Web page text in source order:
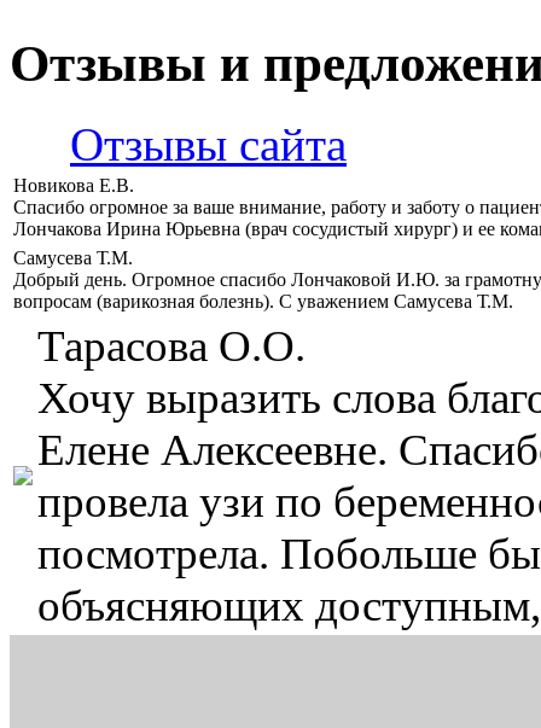
Отзывы и
Отзывы сайта
Новикова Е.В.
Спасибо огромное за ваше внимание, работу и заботу о
Лончакова Ирина Юрьевна (врач сосудистый хирург) и ее
Самусева Т.М.
Добрый день. Огромное спасибо Лончаковой И.Ю. за
вопросам (варикозная болезнь). С уважением Самусева Т.М.
Тарасова О.О.
Хочу выразить слова
Елене Алексеевне.
провела узи по
посмотрела. Побольше
объясняющих